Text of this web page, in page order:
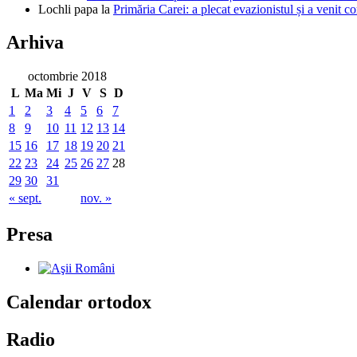
Lochli papa la Primăria Carei: a plecat evazionistul și a venit
Arhiva
octombrie 2018
L Ma Mi J V S D
« sept. nov. »
1 2 3 4 5 6
7
8
9 10 11 12 13 14
15 16 17 18 19 20 21
22 23 24 25 26 27 28
29 30 31
Presa
Calendar ortodox
Radio